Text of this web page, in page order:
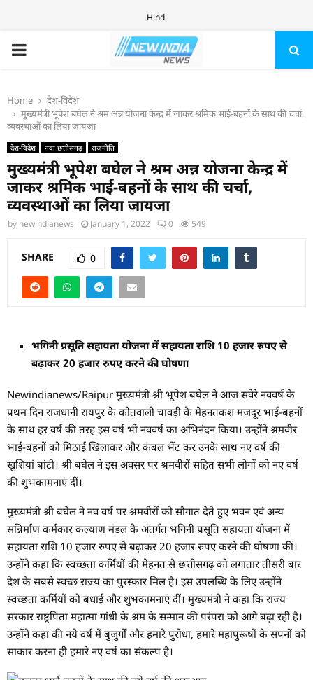
Hindi
PRIMARY
Home
देश-विदेश
मुख्यमंत्री भूपेश बघेल ने श्रम अन्न योजना केन्द्र में जाकर श्रमिक भाई-बहनों के साथ की चर्चा,
व्यवस्थाओं का लिया जायजा
देश-विदेश नवा छत्तीसगढ़ राजनीति
मुख्यमंत्री भूपेश बघेल ने श्रम अन्न योजना केन्द्र में
जाकर श्रमिक भाई-बहनों के साथ की चर्चा,
व्यवस्थाओं का लिया जायजा
by newindianews January 1, 2022 0 549
SHARE 0
भगिनी प्रसूति सहायता योजना में सहायता राशि 10 हजार रुपए से
बढ़ाकर 20 हजार रुपए करने की घोषणा
Newindianews/Raipur मुख्यमंत्री श्री भूपेश बघेल ने आज सवेरे नववर्ष के
प्रथम दिन राजधानी रायपुर के कोतवाली चावड़ी के मेहनतकश मजदूर भाई-बहनों
के साथ हर वर्ष की तरह इस वर्ष भी नववर्ष का अभिनंदन किया। उन्होंने श्रमवीर
भाई-बहनों को मिठाई खिलाकर और कंबल भेंट कर उनके साथ नए वर्ष की
खुशियां बांटी। श्री बघेल ने इस अवसर पर श्रमवीरों सहित सभी लोगों को नए वर्ष
की शुभकामनाएं दीं।
मुख्यमंत्री श्री बघेल ने नव वर्ष पर श्रमवीरों को सौगात देते हुए भवन एवं अन्य
सन्निर्माण कर्मकार कल्याण मंडल के अंतर्गत भगिनी प्रसूति सहायता योजना में
सहायता राशि 10 हजार रुपए से बढ़ाकर 20 हजार रुपए करने की घोषणा की।
उन्होंने कहा कि स्वच्छता कर्मियों की मेहनत से छत्तीसगढ़ को लगातार तीसरी बार
देश के सबसे स्वच्छ राज्य का पुरस्कार मिल है। इस उपलब्धि के लिए उन्होंने
स्वच्छता कर्मियों को बधाई और शुभकामनाएं दीं। मुख्यमंत्री ने कहा कि राज्य
सरकार राष्ट्रपिता महात्मा गांधी के श्रम के सम्मान की परंपरा को आगे बढ़ा रही है।
उन्होंने कहा की नये वर्ष में बुजुर्गों और हमारे पुरोधा, हमारे महापुरूषों के सपनों को
साकार करना ही हमारे नए वर्ष का संकल्प है।